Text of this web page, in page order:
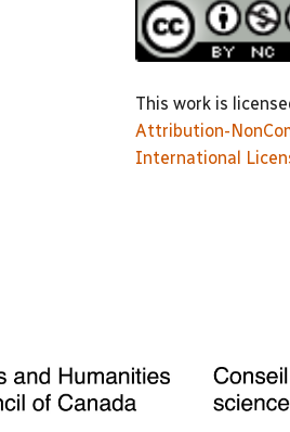
This work is
Attribution-
International